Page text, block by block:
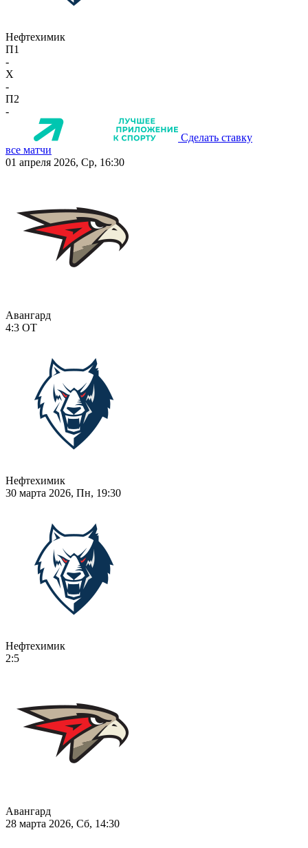
Нефтехимик
П1
-
X
-
П2
-
Сделать ставку
все матчи
01 апреля 2026, Ср, 16:30
Авангард
4:3 ОТ
Нефтехимик
30 марта 2026, Пн, 19:30
Нефтехимик
2:5
Авангард
28 марта 2026, Сб, 14:30